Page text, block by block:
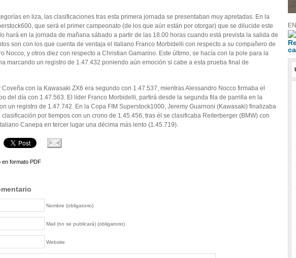
en liza, las clasificaciones tras esta primera jornada se presentaban muy apretadas. En la
que será el primer campeonato (de los que aún están por otorgar) que se dilucide este
hará en la jornada de mañana sábado a partir de las 18.00 horas cuando está prevista la salida de
son con los que cuenta de ventaja el italiano Franco Morbidelli con respecto a su compañero de
Nocco, y otros diez con respecto a Christian Gamarino. Este último, se hacía con la pole para la
marcando un registro de 1.47.432 poniendo aún emoción si cabe a esta prueba final de
Coveña con la Kawasaki ZX6 era segundo con 1.47.537, mientras Alessandro Nocco firmaba el
del día con 1.47.563. El líder Franco Morbidelli, partirá desde la segunda fila de parrilla en la
un registro de 1.47.742. En la Copa FIM Superstock1000, Jeremy Guarnoni (Kawasaki) finalizaba
por tiempos con un crono de 1.45.456, tras él se clasificaba Reiterberger (BMW) con
Canepa en tercer lugar una décima más lento (1.45.719).
formato PDF
Nombre (obligatorio)
Mail (no se publicará) (obligatorio)
Website